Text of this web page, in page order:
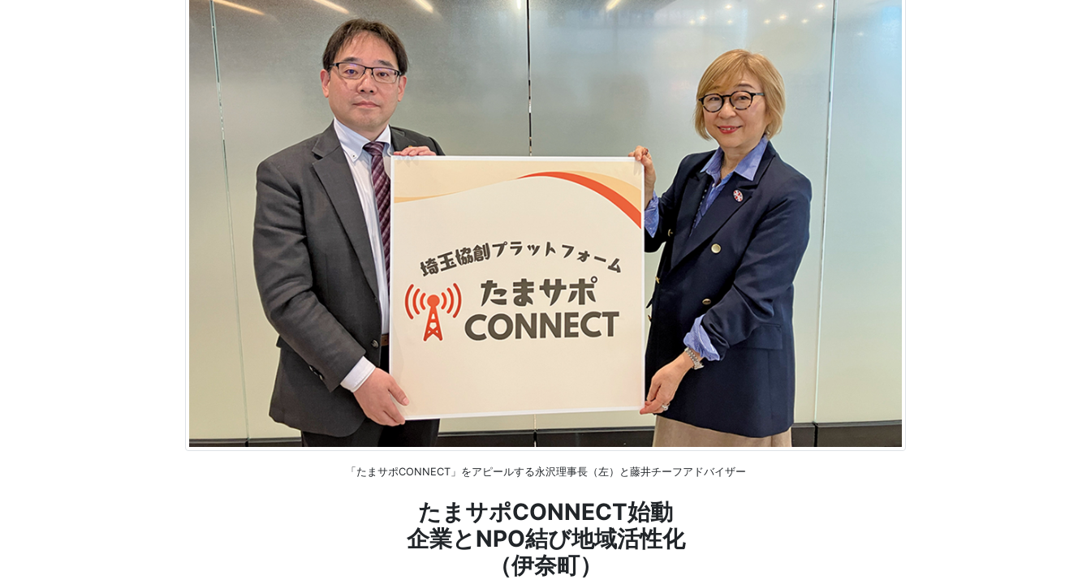
「たまサポCONNECT」をアピールする永沢理事長（左）と藤井チーフアドバイザー
たまサポCONNECT始動
企業とNPO結び地域活性化
（伊奈町）